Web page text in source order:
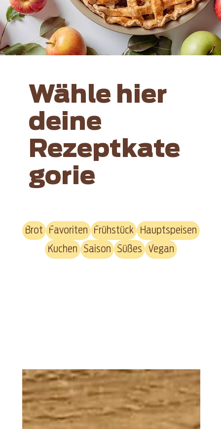
Wähle hier
deine
Rezeptkate
gorie
Brot Favoriten Frühstück
Hauptspeisen
Kuchen
Saison Süßes Vegan